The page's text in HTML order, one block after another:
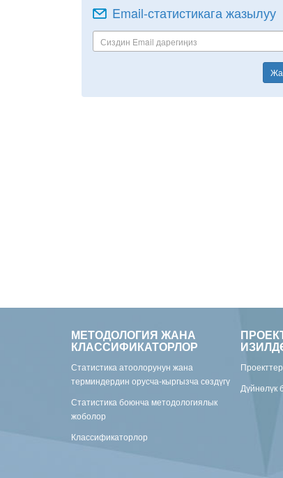
Email-статистикага жазылуу
МЕТОДОЛОГИЯ ЖАНА
КЛАССИФИКАТОРЛОР
Статистика атоолорунун жана
терминдердин орусча-кыргызча сөздүгү
Статистика боюнча методологиялык
жоболор
Классификаторлор
Дүйнөлүк